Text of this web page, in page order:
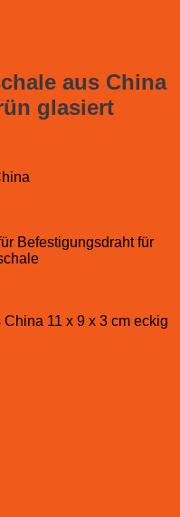
aus China
glasiert
Befestigungsdraht für
11 x 9 x 3 cm eckig